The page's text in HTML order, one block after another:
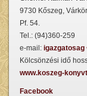
9730 Kőszeg,
Pf. 54.
Tel.: (94)360-259
e-mail: igazgatosag
Kölcsönzési idő
www.koszeg-
Facebook